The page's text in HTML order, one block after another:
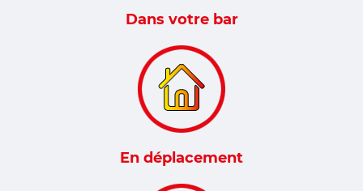
Dans votre bar
En déplacement